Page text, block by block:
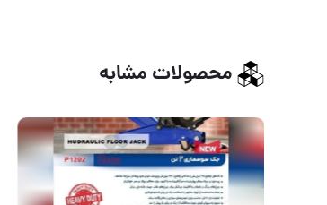
محصولات مشابه